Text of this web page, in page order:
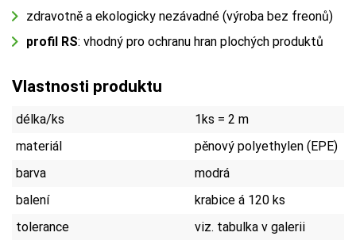
zdravotně a ekologicky nezávadné (výroba bez freonů)
profil RS: vhodný pro ochranu hran plochých produktů
Vlastnosti produktu
délka/ks
1ks = 2 m
materiál
pěnový polyethylen (EPE)
barva
modrá
balení
krabice á 120 ks
tolerance
viz. tabulka v galerii